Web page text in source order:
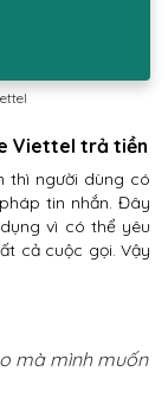
Viettel trả tiền
thì người dùng có
tin nhắn. Đây
vì có thể yêu
cả cuộc gọi. Vậy
mà mình muốn